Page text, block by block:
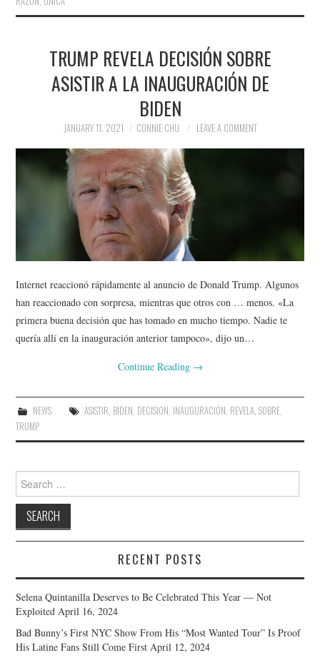
TRUMP REVELA DECISIÓN SOBRE
ASISTIR A LA INAUGURACIÓN DE
BIDEN
JANUARY 11, 2021 CONNIE CHU LEAVE A COMMENT
Internet reaccionó rápidamente al anuncio de Donald Trump. Algunos
han reaccionado con sorpresa, mientras que otros con … menos. «La
primera buena decisión que has tomado en mucho tiempo. Nadie te
quería allí en la inauguración anterior tampoco», dijo un…
Continue Reading →
NEWS ASISTIR, BIDEN, DECISION, INAUGURACIÓN, REVELA, SOBRE,
TRUMP
Search
for:
RECENT POSTS
Selena Quintanilla Deserves to Be Celebrated This Year — Not
Exploited April 16, 2024
Bad Bunny’s First NYC Show From His “Most Wanted Tour” Is Proof
His Latine Fans Still Come First April 12, 2024